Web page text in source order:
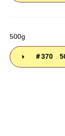
500g
＃370